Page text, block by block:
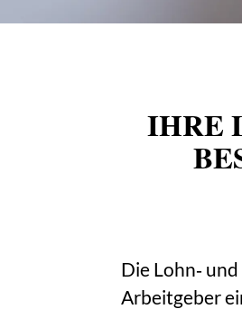
IHRE
Die Lohn‑
Arbeitgeber